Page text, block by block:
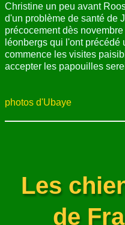
Christine un peu avant
d'un problème de santé de
précocement dès
léonbergs qui l'ont précédé
commence les visites
accepter les papouilles
photos d'Ubaye
Les
de